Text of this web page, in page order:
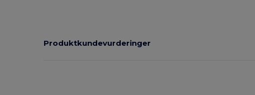
Produktkundevurderinger